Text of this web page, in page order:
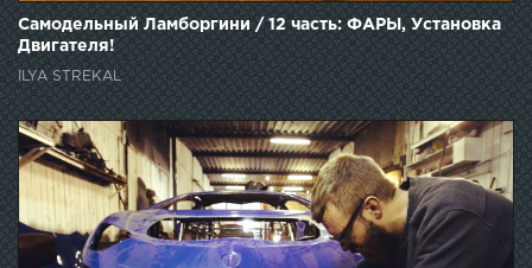
Самодельный Ламборгини / 12 часть: ФАРЫ, Установка
Двигателя!
ILYA STREKAL